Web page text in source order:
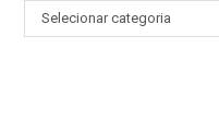
Selecionar categoria